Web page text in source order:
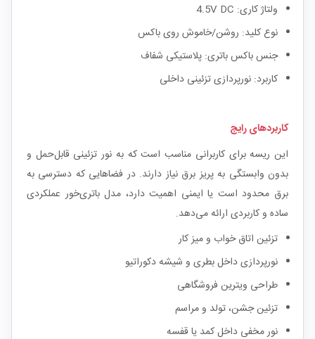
ولتاژ کاری: 4.5V DC
نوع کلید: روشن/خاموش روی باکس
جنس باکس باتری: پلاستیکی شفاف
کاربرد: نورپردازی تزئینی داخلی
کاربردهای رایج
این ریسه برای کاربرانی مناسب است که به نور تزئینی قابل‌حمل و
بدون وابستگی به پریز برق نیاز دارند. در فضاهایی که دسترسی به
برق محدود است یا ایمنی اهمیت دارد، مدل باتری‌خور عملکردی
ساده و کاربردی ارائه می‌دهد.
تزئین اتاق خواب و میز کار
نورپردازی داخل بطری و شیشه دکوراتیو
طراحی ویترین فروشگاهی
تزئین جشن، تولد و مراسم
نور مخفی داخل کمد یا قفسه